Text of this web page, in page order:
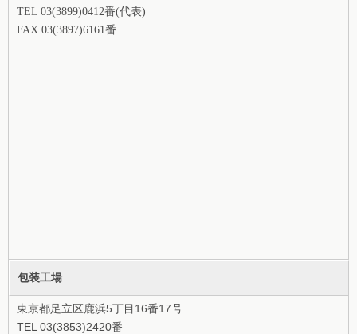
TEL 03(3899)0412番(代表)
FAX 03(3897)6161番
包装工場
東京都足立区鹿浜5丁目16番17号
TEL 03(3853)2420番